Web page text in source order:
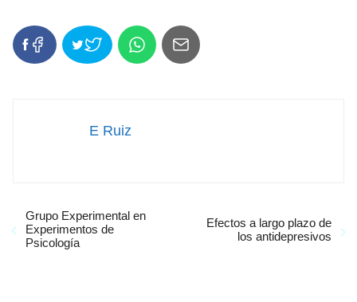
E Ruiz
Grupo Experimental en
Experimentos de
Psicología
Efectos a largo plazo de
los antidepresivos